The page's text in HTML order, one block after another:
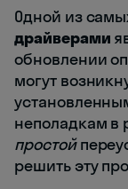
Одной из
драйверами
обновлении
могут
неполадкам в
простой
решить эту